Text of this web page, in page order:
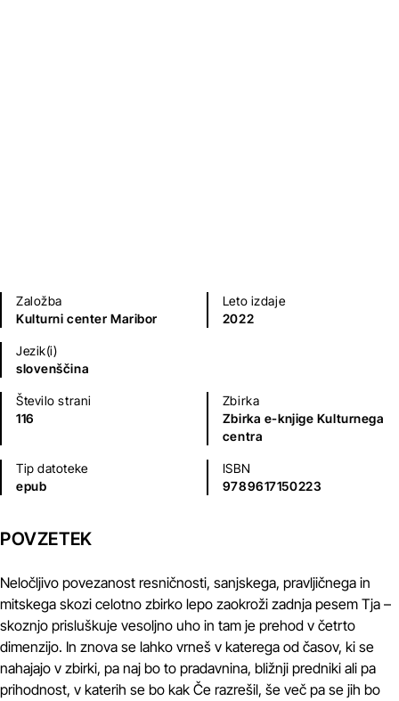
Založba
Kulturni center Maribor
Leto izdaje
2022
Jezik(i)
slovenščina
Število strani
116
Zbirka
Zbirka e-knjige Kulturnega
centra
Tip datoteke
epub
ISBN
9789617150223
POVZETEK
Neločljivo povezanost resničnosti, sanjskega, pravljičnega in
mitskega skozi celotno zbirko lepo zaokroži zadnja pesem Tja –
skoznjo prisluškuje vesoljno uho in tam je prehod v četrto
dimenzijo. In znova se lahko vrneš v katerega od časov, ki se
nahajajo v zbirki, pa naj bo to pradavnina, bližnji predniki ali pa
prihodnost, v katerih se bo kak Če razrešil, še več pa se jih bo